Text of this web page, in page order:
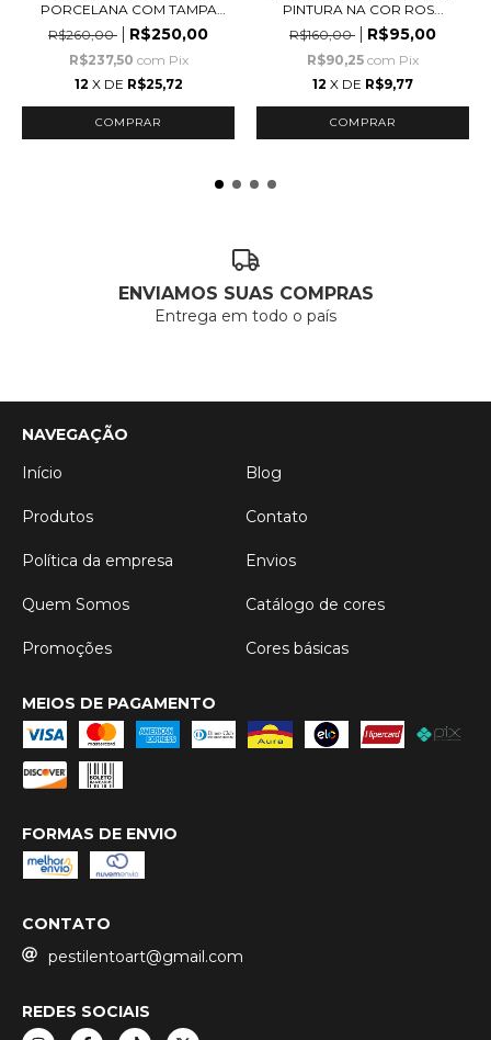
PORCELANA COM TAMPA
COM...
R$260,00 R$250,00
R$237,50 com Pix
12 X DE R$25,72
PINTURA NA COR ROS...
R$160,00
R$95,00
R$90,25 com Pix
12 X DE R$9,77
ENVIAMOS SUAS COMPRAS
Entrega em todo o país
NAVEGAÇÃO
Início
Blog
Produtos Contato
Política da empresa Envios
Quem Somos Catálogo de cores
Promoções Cores básicas
MEIOS DE PAGAMENTO
FORMAS DE ENVIO
CONTATO
pestilentoart@gmail.com
REDES SOCIAIS